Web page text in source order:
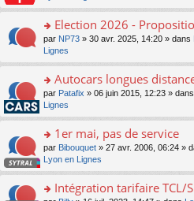
ré
c
e
nt
pl
u
s
ré
c
nt
g
e
n
o
n
le
s
ré
e
m
e
s
s
e
n
o
n
lu
pl
ré
s
er
le
m
e
s
s
a
n
o
n
lu
le
o
s
er
le
m
e
s
s
a
n
Election 2026 -
par NP73 » 30 avr. 2025, 14:20 » dans
Lignes
o
s
er
le
m
e
s
Autocars longues
par Patafix » 06 juin 2015, 12:23 » dans
Lignes
o
s
er
1er mai, pas de service
par Bibouquet » 27 avr. 2006, 06:24 »
Lyon en Lignes
Intégration tarifaire TCL/